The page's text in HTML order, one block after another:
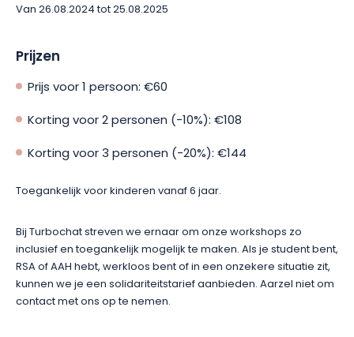
Van 26.08.2024 tot 25.08.2025
Prijzen
Prijs voor 1 persoon: €60
Korting voor 2 personen (-10%): €108
Korting voor 3 personen (-20%): €144
Toegankelijk voor kinderen vanaf 6 jaar.
Bij Turbochat streven we ernaar om onze workshops zo
inclusief en toegankelijk mogelijk te maken. Als je student bent,
RSA of AAH hebt, werkloos bent of in een onzekere situatie zit,
kunnen we je een solidariteitstarief aanbieden. Aarzel niet om
contact met ons op te nemen.